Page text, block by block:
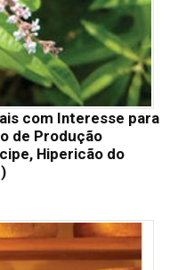
com Interesse para
de Produção
Hipericão do